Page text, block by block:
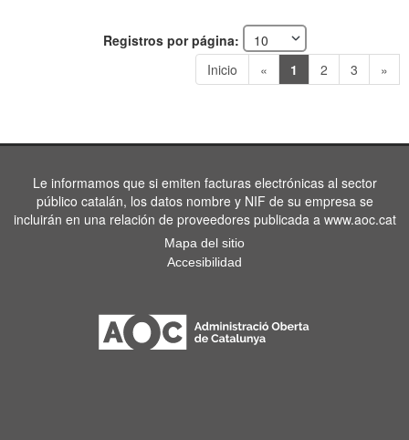
Registros por página:
Inicio
« 1 2 3 »
Le informamos que si emiten facturas electrónicas al sector
público catalán, los datos nombre y NIF de su empresa se
incluirán en una relación de proveedores publicada a www.aoc.cat
Mapa del sitio
Accesibilidad